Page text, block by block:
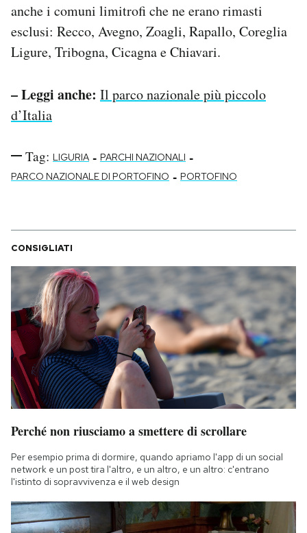
anche i comuni limitrofi che ne erano rimasti
esclusi: Recco, Avegno, Zoagli, Rapallo, Coreglia
Ligure, Tribogna, Cicagna e Chiavari.
– Leggi anche: Il parco nazionale più piccolo
d’Italia
Tag: LIGURIA - PARCHI NAZIONALI -
PARCO NAZIONALE DI PORTOFINO - PORTOFINO
CONSIGLIATI
Perché non riusciamo a smettere di scrollare
Per esempio prima di dormire, quando apriamo l'app di un social
network e un post tira l'altro, e un altro, e un altro: c'entrano
l'istinto di sopravvivenza e il web design